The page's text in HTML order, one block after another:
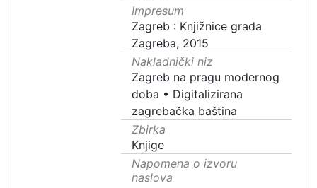
Impresum
Zagreb : Knjižnice grada
Zagreba, 2015
Nakladnički niz
Zagreb na pragu modernog
doba • Digitalizirana
zagrebačka baština
Zbirka
Knjige
Napomena o izvoru
naslova